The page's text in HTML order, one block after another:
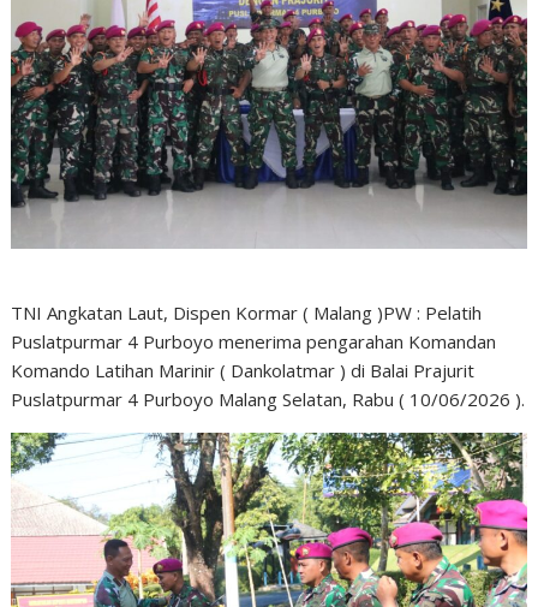
TNI Angkatan Laut, Dispen Kormar ( Malang )PW : Pelatih
Puslatpurmar 4 Purboyo menerima pengarahan Komandan
Komando Latihan Marinir ( Dankolatmar ) di Balai Prajurit
Puslatpurmar 4 Purboyo Malang Selatan, Rabu ( 10/06/2026 ).